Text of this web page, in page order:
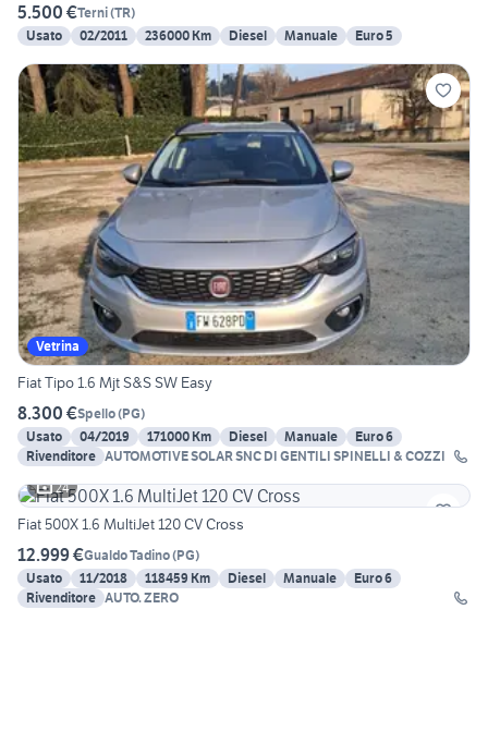
5.500 €Terni(TR)
Usato
02/2011 236000 Km Diesel Manuale Euro 5
Vetrina
Fiat Tipo 1.6 Mjt S&S SW Easy
8.300 €Spello(PG)
Usato
04/2019 171000 Km Diesel Manuale
Euro 6
Rivenditore AUTOMOTIVE SOLAR SNC DI GENTILI SPINELLI & COZZI
24
Fiat 500X 1.6 MultiJet 120 CV Cross
12.999 €Gualdo Tadino(PG)
Usato
11/2018 118459 Km Diesel Manuale
Euro 6
Rivenditore AUTO. ZERO